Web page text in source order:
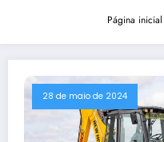
Página inicial
28 de maio de 2024